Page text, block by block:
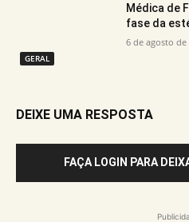
GERAL
Médica de
fase da
6 de agosto de
DEIXE UMA RESPOSTA
FAÇA LOGIN PARA